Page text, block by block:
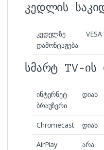
კედლის
კედელზე
დამონტაჟება
სმარტ TV-ის
ინტერნეტ
ბრაუზერი
დიახ
Chromecast დიახ
AirPlay არა